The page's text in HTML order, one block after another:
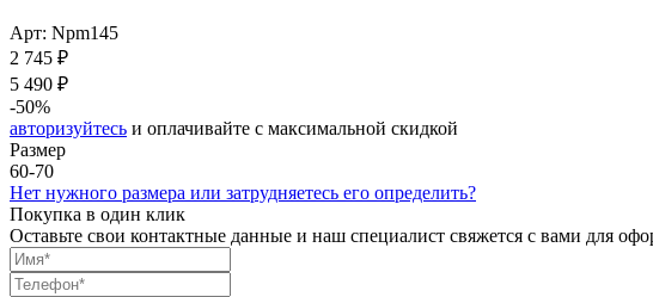
Арт: Npm145
2 745 ₽
5 490 ₽
-50%
авторизуйтесь и оплачивайте с максимальной скидкой
Размер
60-70
Нет нужного размера или затрудняетесь его определить?
Покупка в один клик
Оставьте свои контактные данные и наш специалист свяжется с вами для